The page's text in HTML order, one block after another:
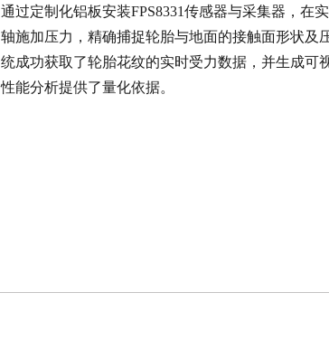
通过定制化铝板安装FPS8331传感器与采集器，在
轴施加压力，精确捕捉轮胎与地面的接触面形状及
统成功获取了轮胎花纹的实时受力数据，并生成可
性能分析提供了量化依据。